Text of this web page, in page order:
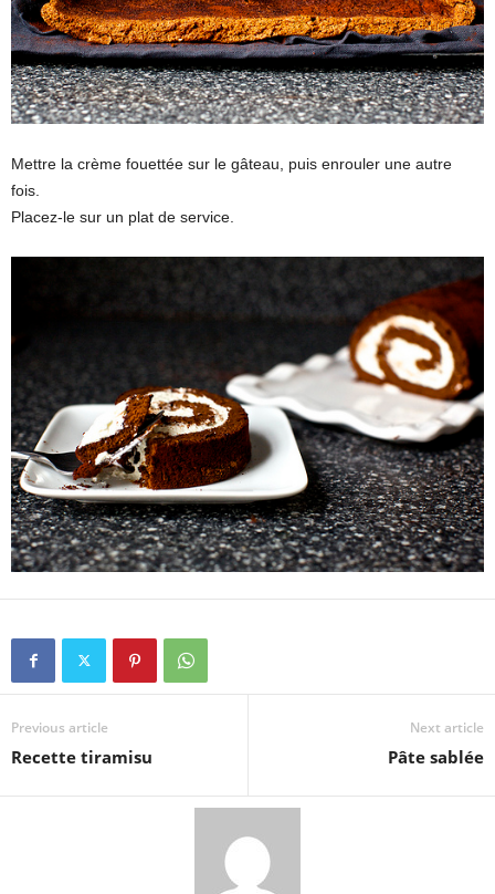
Mettre la crème fouettée sur le gâteau, puis enrouler une autre
fois.
Placez-le sur un plat de service.
Previous article
Recette tiramisu
Next article
Pâte sablée